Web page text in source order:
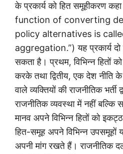
के प्रकार्य को हित समूहीकरण
function of converting
policy alternatives is
aggregation.”) यह प्रकार्य दो
सकता है। प्रथम, विभिन्न हितों
करके तथा द्वितीय, एक देश नीति के
वाले व्यक्तियों की राजनीतिक भर्ती
राजनीतिक व्यवस्था में नहीं बल्कि
मानव अपने विभिन्न हितों को
हित-समूह अपने विभिन्न उपसमूहों
अपनी मांग रखते हैं। राजनीतिक